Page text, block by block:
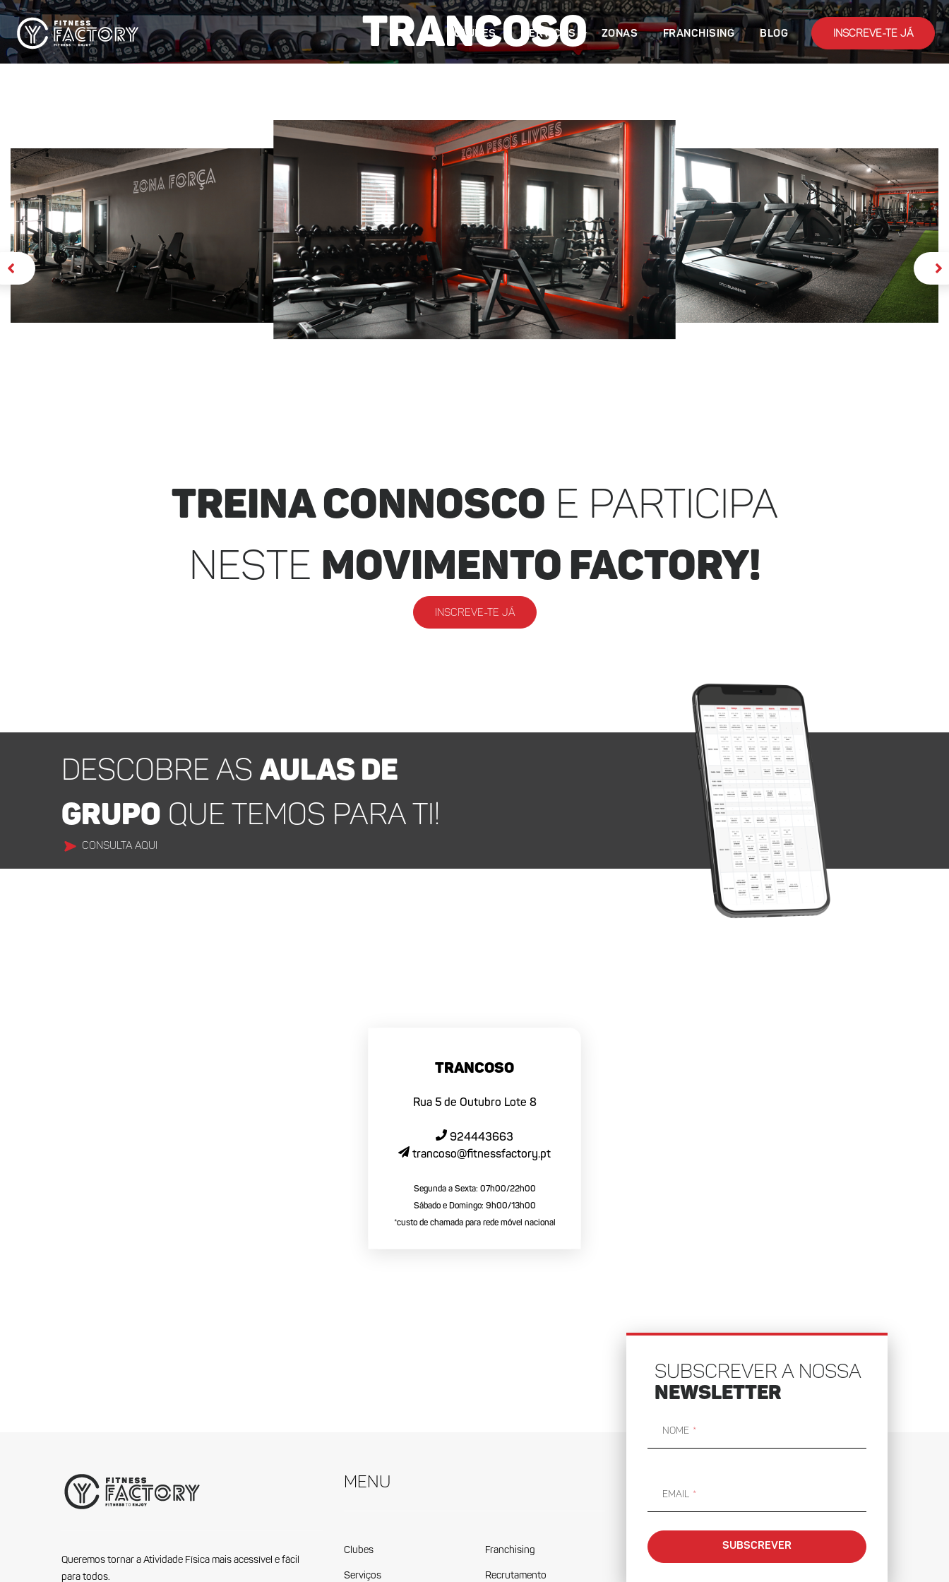
CLUBES SERVIÇOS ZONAS FRANCHISING BLOG INSCREVE-TE JÁ
Trancoso
Treina Connosco e participa
neste movimento factory!
INSCREVE-TE JÁ
DESCOBRE AS AULAS DE
GRUPO QUE TEMOS PARA TI!
CONSULTA AQUI
Trancoso
Rua 5 de Outubro Lote 8
924443663
trancoso@fitnessfactory.pt
Segunda a Sexta: 07h00/22h00
Sábado e Domingo: 9h00/13h00
*custo de chamada para rede móvel nacional
Queremos tornar a Atividade Física mais acessível e fácil
para todos.
Menu
Clubes
Serviços
Franchising
Recrutamento
SUBSCREVER A NOSSA
NEWSLETTER
Nome
Email
SUBSCREVER